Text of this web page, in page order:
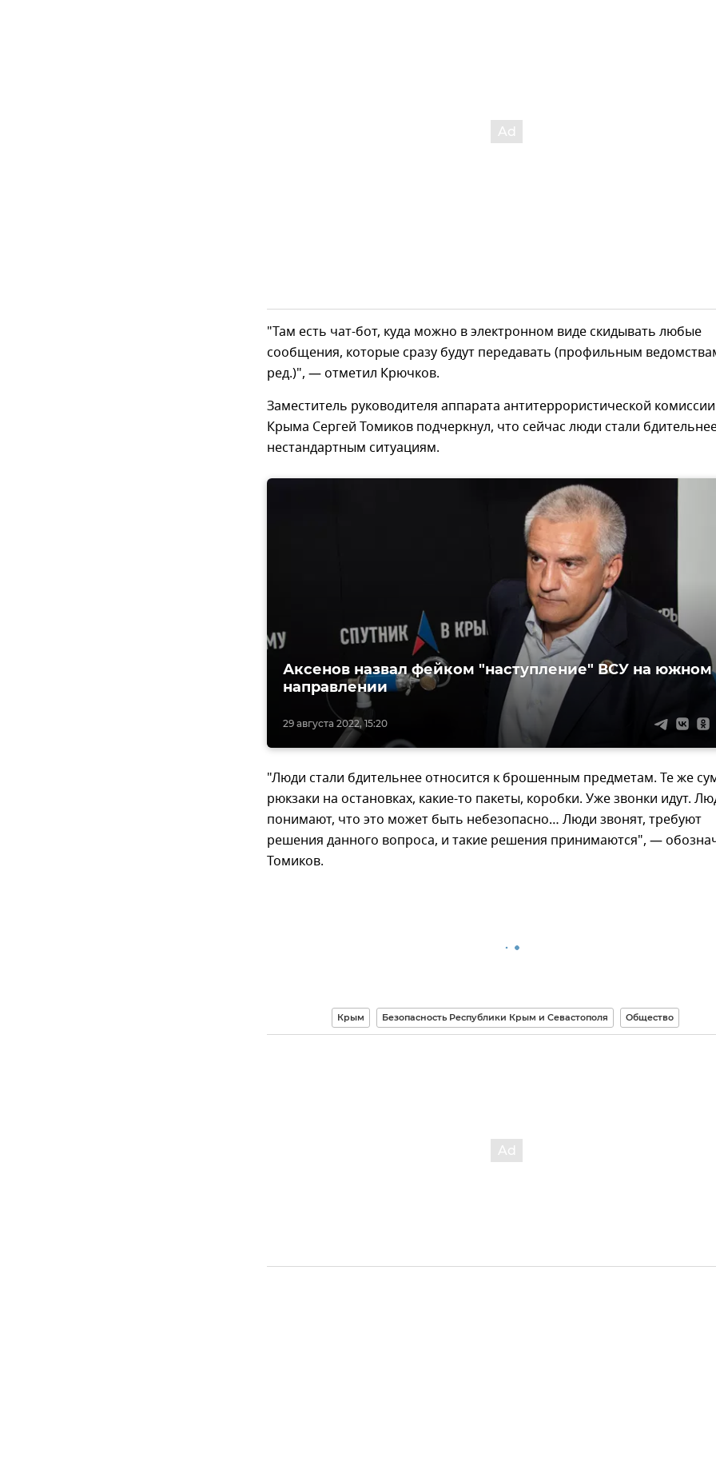
"Там есть чат-бот, куда можно в электронном виде скидывать любые
сообщения, которые сразу будут передавать (профильным
ред.)", — отметил Крючков.
Заместитель руководителя аппарата антитеррористической комиссии
Крыма Сергей Томиков подчеркнул, что сейчас люди стали
нестандартным ситуациям.
29 августа 2022, 15:20
Аксенов назвал фейком "наступление" ВСУ на южном
направлении
"Люди стали бдительнее относится к брошенным предметам. Те же
рюкзаки на остановках, какие-то пакеты, коробки. Уже звонки идут.
понимают, что это может быть небезопасно… Люди звонят, требуют
решения данного вопроса, и такие решения принимаются", —
Томиков.
Крым Безопасность Республики Крым и Севастополя Общество